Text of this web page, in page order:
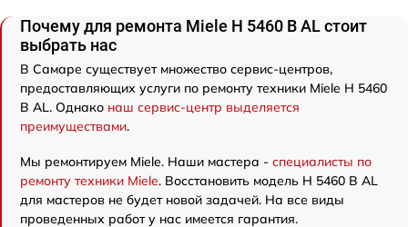
Почему для ремонта Miele H 5460 B AL стоит
выбрать нас
В Самаре существует множество сервис-центров,
предоставляющих услуги по ремонту техники Miele H 5460
B AL. Однако наш сервис-центр выделяется
преимуществами.
Мы ремонтируем Miele. Наши мастера - специалисты по
ремонту техники Miele. Восстановить модель H 5460 B AL
для мастеров не будет новой задачей. На все виды
проведенных работ у нас имеется гарантия.